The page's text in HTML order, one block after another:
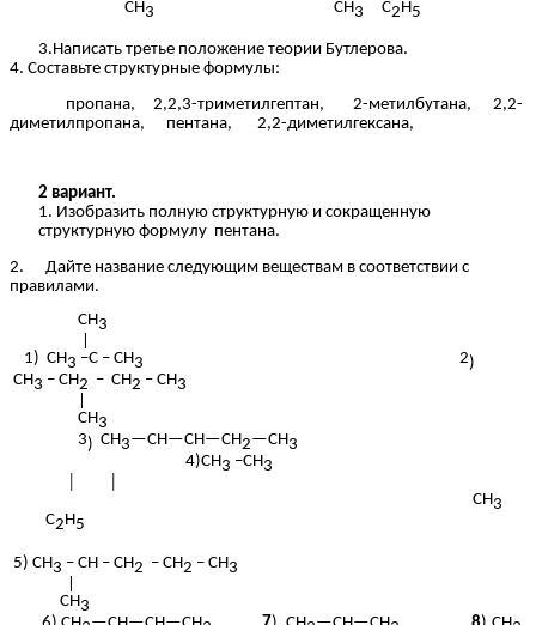
CH3 CH3 C2H5
3.Написать третье положение теории Бутлерова.
4. Составьте структурные формулы:
пропана, 2,2,3-триметилгептан, 2-метилбутана, 2,2-
диметилпропана, пентана, 2,2-диметилгексана,
2 вариант.
1. Изобразить полную структурную и сокращенную
структурную формулу пентана.
2. Дайте название следующим веществам в соответствии с
правилами.
СН 3
1) СН 3 –C – СН 3 2)
СН 3 – СН2 – СН2 – СН 3
СН3
3) CH3—CH—CH—CH2—CH3
4)СН3 –СН3
CH3
C2H5
5) СН3 – СН – СН2 – СН2 – СН3
СН3